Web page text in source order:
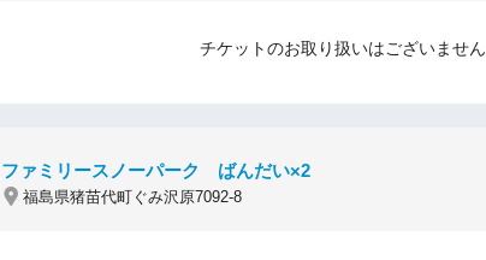
チケットのお取り扱いはございません
ファミリースノーパーク ばんだい×2
福島県猪苗代町ぐみ沢原7092-8